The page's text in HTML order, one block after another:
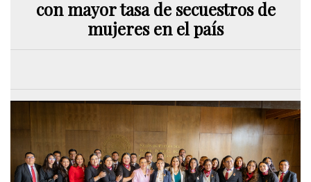
con mayor tasa de secuestros de
mujeres en el país